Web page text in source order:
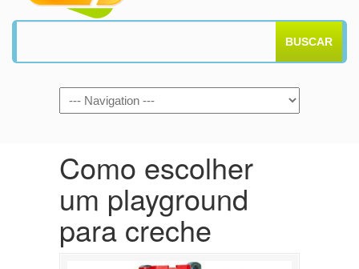
BUSCAR
Como escolher
um playground
para creche